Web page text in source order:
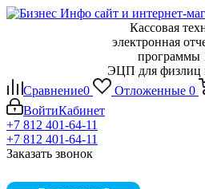
Кассовая
электронная
программы
ЭЦП для физлиц
Сравнение0 Отложенные 0
ВойтиКабинет
+7 812 401-64-11
+7 812 401-64-11
Заказать звонок